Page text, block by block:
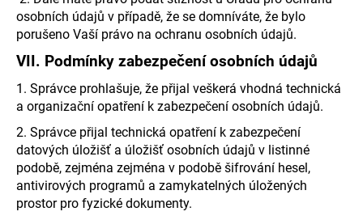
osobních údajů v případě, že se domníváte, že bylo
porušeno Vaší právo na ochranu osobních údajů.
VII. Podmínky zabezpečení osobních údajů
1. Správce prohlašuje, že přijal veškerá vhodná technická
a organizační opatření k zabezpečení osobních údajů.
2. Správce přijal technická opatření k zabezpečení
datových úložišť a úložišť osobních údajů v listinné
podobě, zejména zejména v podobě šifrování hesel,
antivirových programů a zamykatelných úložených
prostor pro fyzické dokumenty.